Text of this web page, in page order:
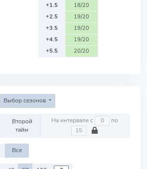
+1.5
18/20
+2.5
19/20
+3.5
19/20
+4.5
19/20
+5.5
20/20
Выбор сезонов
Второй
тайм
На интервале с по
Все